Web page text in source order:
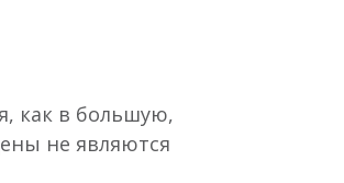
как в большую,
не являются